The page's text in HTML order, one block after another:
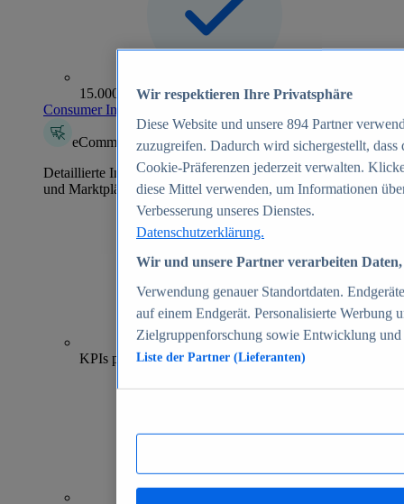
15.000+ Marken
Consumer Insights entdecken
eCommerce Insights
Detaillierte Informationen zu mehr als 39.000 Online-Shops
und Marktplätzen
70+
KPIs pro Shop
Wir respektieren Ihre Privatsphäre
Diese Website und unsere 894 Partner
zuzugreifen. Dadurch wird sichergestellt,
Cookie-Präferenzen jederzeit verwalten.
diese Mittel verwenden, um Informationen
Verbesserung unseres Dienstes.
Datenschutzerklärung.
Wir und unsere Partner verarbeiten
Verwendung genauer Standortdaten.
auf einem Endgerät. Personalisierte Werbung
Zielgruppenforschung sowie Entwicklung
Liste der Partner (Lieferanten)